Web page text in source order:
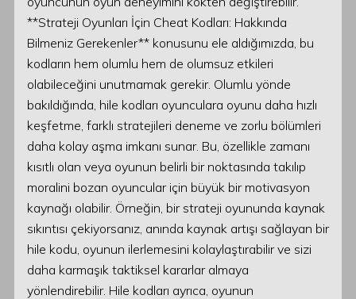
**Strateji Oyunları İçin Cheat Kodları: Hakkında
Bilmeniz Gerekenler** konusunu ele aldığımızda, bu
kodların hem olumlu hem de olumsuz etkileri
olabileceğini unutmamak gerekir. Olumlu yönde
bakıldığında, hile kodları oyunculara oyunu daha hızlı
keşfetme, farklı stratejileri deneme ve zorlu bölümleri
daha kolay aşma imkanı sunar. Bu, özellikle zamanı
kısıtlı olan veya oyunun belirli bir noktasında takılıp
moralini bozan oyuncular için büyük bir motivasyon
kaynağı olabilir. Örneğin, bir strateji oyununda kaynak
sıkıntısı çekiyorsanız, anında kaynak artışı sağlayan bir
hile kodu, oyunun ilerlemesini kolaylaştırabilir ve sizi
daha karmaşık taktiksel kararlar almaya
yönlendirebilir. Hile kodları ayrıca, oyunun